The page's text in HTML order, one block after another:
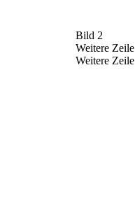
Bild 2
Weitere Zeile
Weitere Zeile